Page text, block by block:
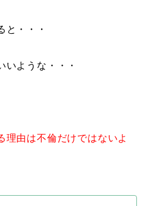
と・・・
いような・・・
理由は不倫だけではないよ